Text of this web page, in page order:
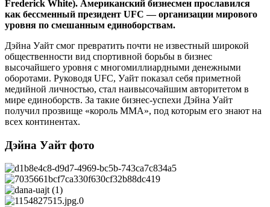
Frederick White). Американский бизнесмен прославился
как бессменный президент UFC — организации мирового
уровня по смешанным единоборствам.
Дэйна Уайт смог превратить почти не известный широкой
общественности вид спортивной борьбы в бизнес
высочайшего уровня с многомиллиардными денежными
оборотами. Руководя UFC, Уайт показал себя приметной
медийной личностью, стал наивысочайшим авторитетом в
мире единоборств. За такие бизнес-успехи Дэйна Уайт
получил прозвище «король ММА», под которым его знают на
всех континентах.
Дэйна Уайт фото